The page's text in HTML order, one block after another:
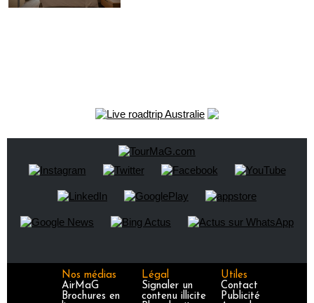
Nos médias
AirMaG
Brochures en
Légal
Signaler un
contenu illicite
Utiles
Contact
Publicité